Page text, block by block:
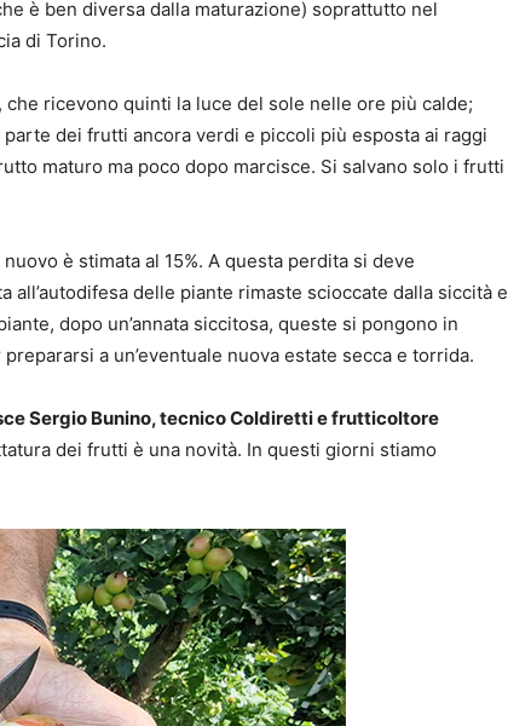
è ben diversa dalla maturazione) soprattutto nel
di Torino.
ricevono quinti la luce del sole nelle ore più calde;
dei frutti ancora verdi e piccoli più esposta ai raggi
maturo ma poco dopo marcisce. Si salvano solo i frutti
è stimata al 15%. A questa perdita si deve
delle piante rimaste scioccate dalla siccità e
dopo un’annata siccitosa, queste si pongono in
a un’eventuale nuova estate secca e torrida.
Sergio Bunino, tecnico Coldiretti e frutticoltore
dei frutti è una novità. In questi giorni stiamo